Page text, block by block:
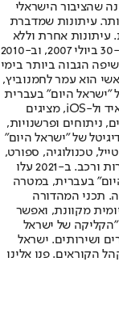
שהציבור הישראלי
עיתונות שמדברת
עיתונות אחרת וללא
תשלום. המהדורה המודפסת הראשונה פורסמה ב-30 ביולי 2007, וב-2010
הגבוה ביותר בימי
הוא עמר לחמנוביץ,
"ישראל היום" בעברית
ובאנגלית, כמו כן היישומונים (אפליקציות) לאנדרואיד ול-iOS, מציגים
ניתוחים ופרשנויות,
של "ישראל היום"
טכנולוגיה, ספורט,
כלכלה וצרכנות, בריאות, חיילים, אוכל, יהדות, תיירות ורכב. ב-2021 עלו
בעברית, במטרה
תכני המהדורה
מקוונת, ואפשר
"הקליקה של ישראל
ושירותים. ישראל
הקוראים. פנו אלינו